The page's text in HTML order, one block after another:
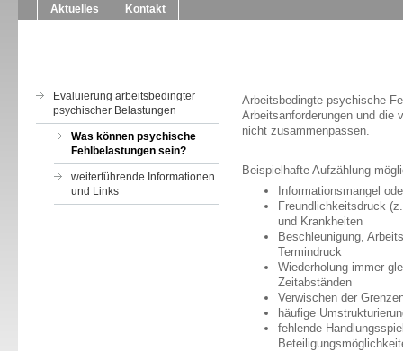
Aktuelles
Kontakt
Evaluierung arbeitsbedingter
psychischer Belastungen
Was können psychische
Fehlbelastungen sein?
weiterführende Informationen
und Links
Arbeitsbedingte psychische
Arbeitsanforderungen und die
nicht zusammenpassen.
Beispielhafte Aufzählung
Informationsmangel
Freundlichkeitsdruck
und Krankheiten
Beschleunigung,
Termindruck
Wiederholung immer
Zeitabständen
Verwischen der
häufige
fehlende